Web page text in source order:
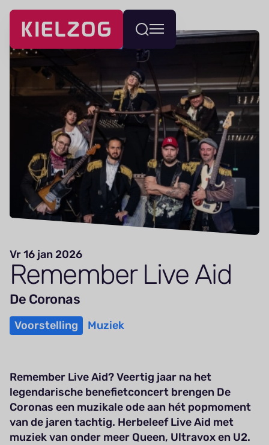
Navigatie
overslaan
Wissel
menu
Vr 16 jan 2026
Remember Live Aid
De Coronas
Voorstelling Muziek
Remember Live Aid? Veertig jaar na het
legendarische benefietconcert brengen De
Coronas een muzikale ode aan hét popmoment
van de jaren tachtig. Herbeleef Live Aid met
muziek van onder meer Queen, Ultravox en U2.